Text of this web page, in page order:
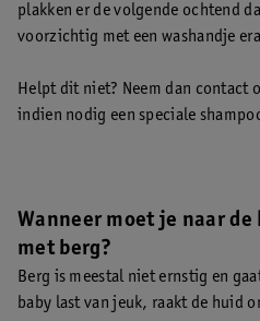
plakken er de volgende ochtend
voorzichtig met een washandje
Helpt dit niet? Neem dan contact
indien nodig een speciale
Wanneer moet je naar
met berg?
Berg is meestal niet ernstig en
baby last van jeuk, raakt de huid